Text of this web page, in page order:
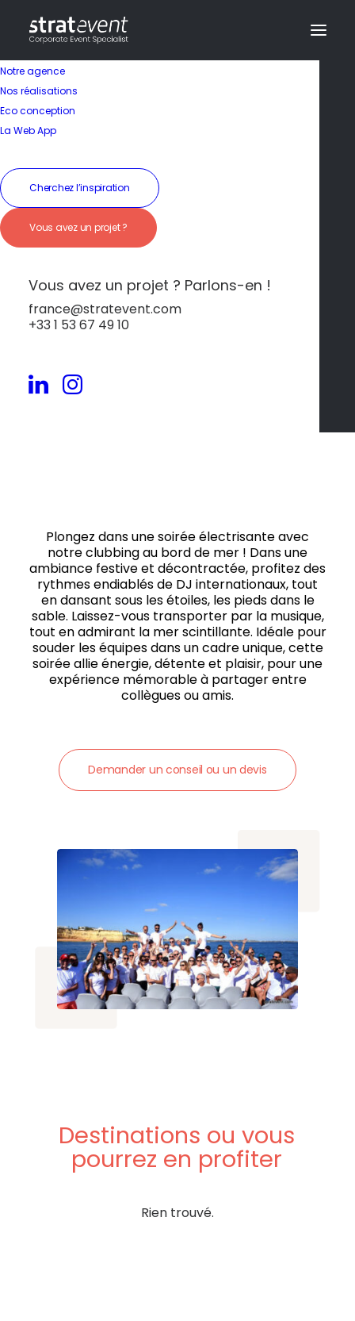
Notre agence
Nos réalisations
Eco conception
La Web App
Cherchez l’inspiration
Vous avez un projet ?
Vous avez un projet ? Parlons-en !
france@stratevent.com
+33 1 53 67 49 10
Soirée en bord de mer
Plongez dans une soirée électrisante avec
notre clubbing au bord de mer ! Dans une
ambiance festive et décontractée, profitez des
rythmes endiablés de DJ internationaux, tout
en dansant sous les étoiles, les pieds dans le
sable. Laissez-vous transporter par la musique,
tout en admirant la mer scintillante. Idéale pour
souder les équipes dans un cadre unique, cette
soirée allie énergie, détente et plaisir, pour une
expérience mémorable à partager entre
collègues ou amis.
Demander un conseil ou un devis
Destinations ou vous
pourrez en profiter
Rien trouvé.